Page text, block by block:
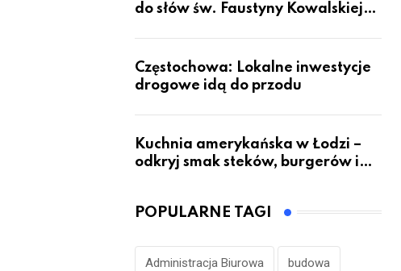
do słów św. Faustyny Kowalskiej
Częstochowa: Lokalne inwestycje
drogowe idą do przodu
Kuchnia amerykańska w Łodzi –
odkryj smak steków, burgerów i
POPULARNE TAGI
Administracja Biurowa budowa